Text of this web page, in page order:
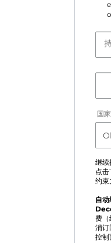
国家
继续
点击
约束
自
费
消订
控制